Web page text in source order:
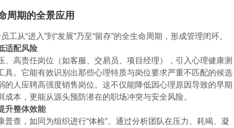
周期的全景应用
从“进入”到“发展”乃至“留存”的全生命周期，形成管理闭环。
适配风险
、高责任岗位（如客服、交易员、项目经理），引入心理健康测
具。它能有效识别出那些心理特质与岗位要求严重不匹配的候选
的人应聘高强度销售岗位。这不仅能降低因心理原因导致的早期
本，更能从源头预防潜在的职场冲突与安全风险。
升整体效能
普查，如同为组织进行“体检”。通过分析团队在压力、耗竭、凝